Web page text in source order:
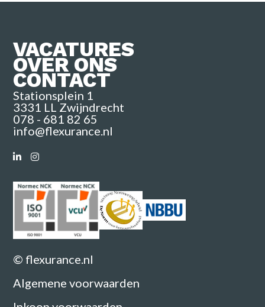
VACATURES
OVER ONS
CONTACT
Stationsplein 1
3331 LL Zwijndrecht
078 - 681 82 65
info@flexurance.nl
© flexurance.nl
Algemene voorwaarden